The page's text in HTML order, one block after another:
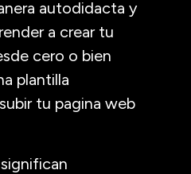
autodidacta y
a crear tu
cero o bien
plantilla
tu pagina web